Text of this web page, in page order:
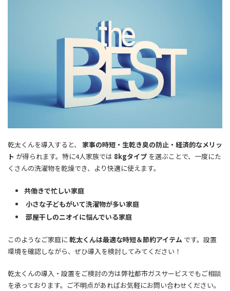
乾太くんを導入すると、 家事の時短・生乾き臭の防止・経済的なメリッ
ト が得られます。特に4人家族では 8kgタイプ を選ぶことで、一度にた
くさんの洗濯物を乾燥でき、より快適に使えます。
共働きで忙しい家庭
小さな子どもがいて洗濯物が多い家庭
部屋干しのニオイに悩んでいる家庭
このようなご家庭に乾太くんは最適な時短＆節約アイテム です。設置
環境を確認しながら、ぜひ導入を検討してみてください！
乾太くんの導入・設置をご検討の方は弊社都市ガスサービスでもご相談
を承っております。ご不明点があればお気軽にお問い合わせください。